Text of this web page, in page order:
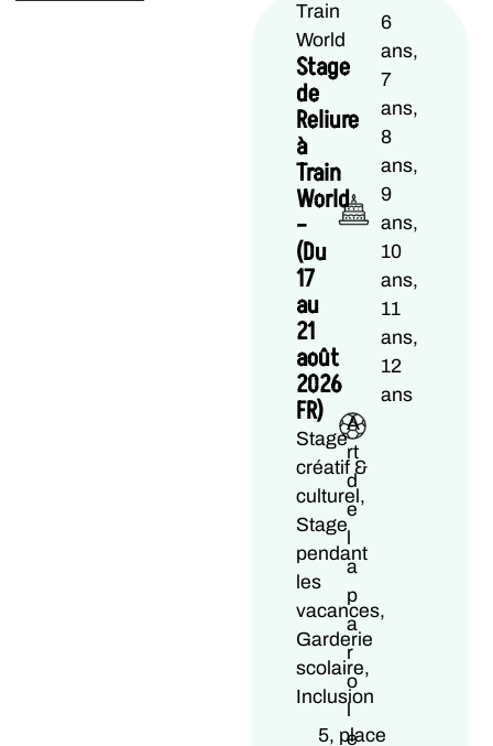
Train
World
Stage
de
Reliure
à
Train
World
–
(Du
17
au
21
août
2026
FR)
Stage
créatif &
culturel,
Stage
pendant
les
vacances,
Garderie
scolaire,
Inclusion
5, place
6
ans,
7
ans,
8
ans,
9
ans,
10
ans,
11
ans,
12
ans
A
rt
d
e
l
a
p
a
r
o
l
e